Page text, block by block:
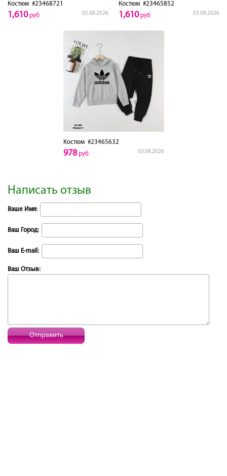
Костюм #23468721
05.08.2026
1,610руб
Костюм #23465852
03.08.2026
1,610руб
Костюм#23465632
03.08.2026
978руб
Написать отзыв
Ваше Имя:
Ваш Город:
Ваш E-mail:
Ваш Отзыв:
Отправить